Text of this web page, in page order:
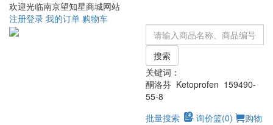
欢迎光临南京望知星商城网站
注册登录 我的订单 购物车
搜索
关键词：
酮洛芬 Ketoprofen 159490-
55-8
批量搜索
询价篮(0)
购物